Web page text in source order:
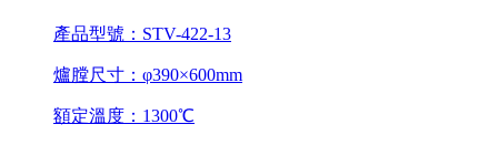
產品型號：STV-422-13
爐膛尺寸：φ390×600mm
額定溫度：1300℃